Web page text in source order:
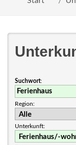
Suchwort:
Region:
Unterkunft: